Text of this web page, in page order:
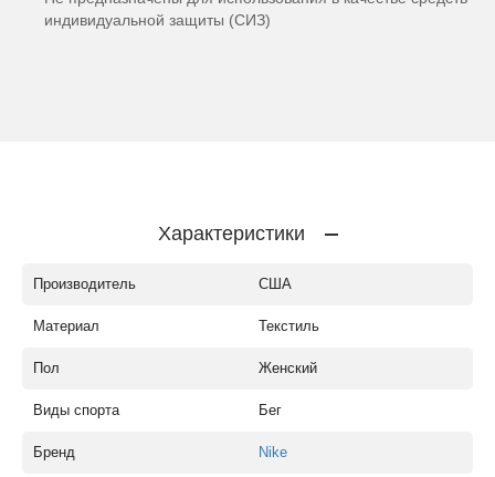
индивидуальной защиты (СИЗ)
Характеристики
Производитель США
Материал Текстиль
Пол Женский
Виды спорта Бег
Бренд Nike